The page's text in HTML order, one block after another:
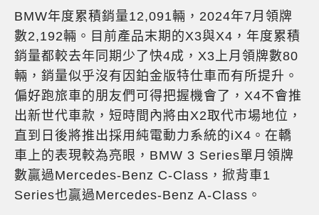
BMW年度累積銷量12,091輛，2024年7月領牌
數2,192輛。目前產品末期的X3與X4，年度累積
銷量都較去年同期少了快4成，X3上月領牌數80
輛，銷量似乎沒有因鉑金版特仕車而有所提升。
偏好跑旅車的朋友們可得把握機會了，X4不會推
出新世代車款，短時間內將由X2取代市場地位，
直到日後將推出採用純電動力系統的iX4。在轎
車上的表現較為亮眼，BMW 3 Series單月領牌
數贏過Mercedes-Benz C-Class，掀背車1
Series也贏過Mercedes-Benz A-Class。